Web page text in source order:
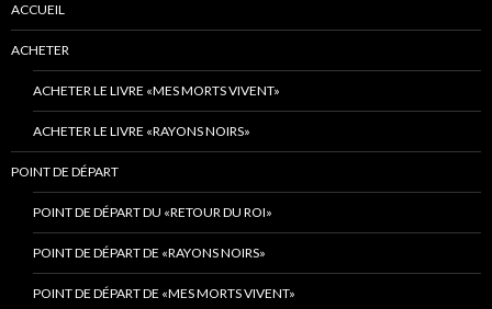
ACCUEIL
ACHETER
ACHETER LE LIVRE «MES MORTS VIVENT»
ACHETER LE LIVRE «RAYONS NOIRS»
POINT DE DÉPART
POINT DE DÉPART DU «RETOUR DU ROI»
POINT DE DÉPART DE «RAYONS NOIRS»
POINT DE DÉPART DE «MES MORTS VIVENT»